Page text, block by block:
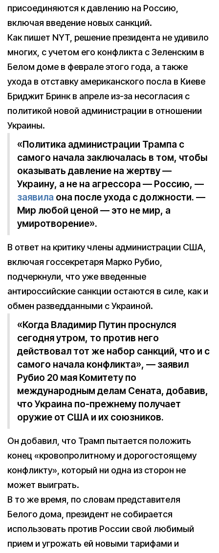
присоединяются к давлению на Россию,
включая введение новых санкций.
Как пишет NYT, решение президента не удивило
многих, с учетом его конфликта с Зеленским в
Белом доме в феврале этого года, а также
ухода в отставку американского посла в Киеве
Бриджит Бринк в апреле из-за несогласия с
политикой новой администрации в отношении
Украины.
«Политика администрации Трампа с
самого начала заключалась в том, чтобы
оказывать давление на жертву —
Украину, а не на агрессора — Россию, —
заявила она после ухода с должности. —
Мир любой ценой — это не мир, а
умиротворение».
В ответ на критику члены администрации США,
включая госсекретаря Марко Рубио,
подчеркнули, что уже введенные
антироссийские санкции остаются в силе, как и
обмен разведданными с Украиной.
«Когда Владимир Путин проснулся
сегодня утром, то против него
действовал тот же набор санкций, что и с
самого начала конфликта», — заявил
Рубио 20 мая Комитету по
международным делам Сената, добавив,
что Украина по-прежнему получает
оружие от США и их союзников.
Он добавил, что Трамп пытается положить
конец «кровопролитному и дорогостоящему
конфликту», который ни одна из сторон не
может выиграть.
В то же время, по словам представителя
Белого дома, президент не собирается
использовать против России свой любимый
прием и угрожать ей новыми тарифами и